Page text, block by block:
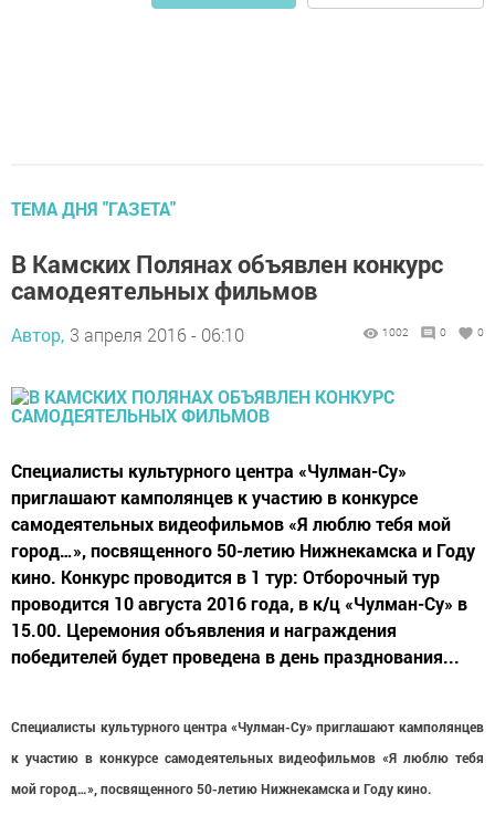
ТЕМА ДНЯ "ГАЗЕТА"
В Камских Полянах объявлен конкурс
самодеятельных фильмов
Автор, 3 апреля 2016 - 06:10 1002 0 0
Специалисты культурного центра «Чулман-Су»
приглашают камполянцев к участию в конкурсе
самодеятельных видеофильмов «Я люблю тебя мой
город…», посвященного 50-летию Нижнекамска и Году
кино. Конкурс проводится в 1 тур: Отборочный тур
проводится 10 августа 2016 года, в к/ц «Чулман-Су» в
15.00. Церемония объявления и награждения
победителей будет проведена в день празднования...
Специалисты культурного центра «Чулман-Су» приглашают камполянцев
к участию в конкурсе самодеятельных видеофильмов «Я люблю тебя
мой город…», посвященного 50-летию Нижнекамска и Году кино.